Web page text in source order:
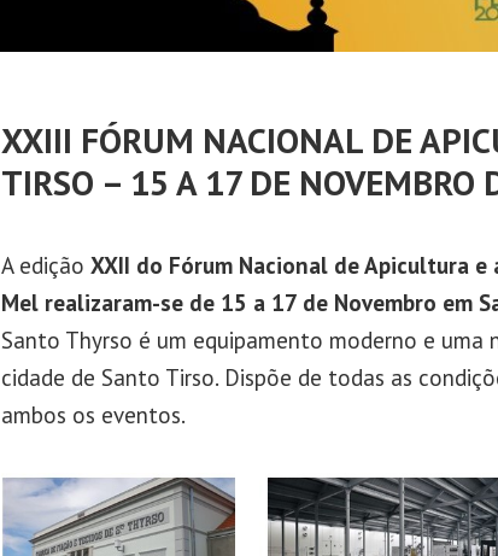
XXIII FÓRUM NACIONAL DE
TIRSO – 15 A 17 DE NOVEMBRO
A ediçãoXXII do Fórum Nacional de Apicultura e
Mel realizaram-se de 15 a 17 de Novembro em
Santo Thyrso é um equipamento moderno e uma
cidade de Santo Tirso. Dispõe de todas as
ambos os eventos.